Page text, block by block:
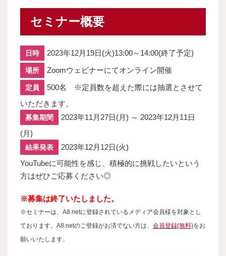
セミナー概要
日時 2023年12月19日(火)13:00～14:00(終了予定)
場所 Zoomウェビナーにてオンライン開催
定員
500名 ※定員数を超えた際には抽選とさせて
いただきます。
募集期間
2023年11月27日(月) ～ 2023年12月11日
(月)
結果発表
2023年12月12日(火)
YouTubeに可能性を感じ、積極的に挑戦したいという
方はぜひご応募ください◎
※募集は終了いたしました。
※セミナーは、A8.netに登録されているメディア会員様を対象とし
ております。A8.netのご登録がお済でない方は、 会員登録(無料)をお
願いいたします。